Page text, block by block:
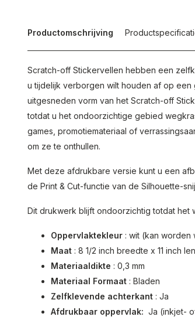
Productomschrijving
Scratch-off Stickervellen hebben een
u tijdelijk verborgen wilt houden af ​​op
uitgesneden vorm van het Scratch-off
totdat u het ondoorzichtige gebied
games, promotiemateriaal of
om ze te onthullen.
Met deze afdrukbare versie kunt u een
de Print & Cut-functie van de Silhouette-
Dit drukwerk blijft ondoorzichtig totdat het
Oppervlaktekleur : wit (kan worden
Maat : 8 1/2 inch breedte x 11 inch
Materiaaldikte : 0,3 mm
Materiaal Formaat : Bladen
Zelfklevende achterkant : Ja
Afdrukbaar oppervlak: Ja (inkjet-